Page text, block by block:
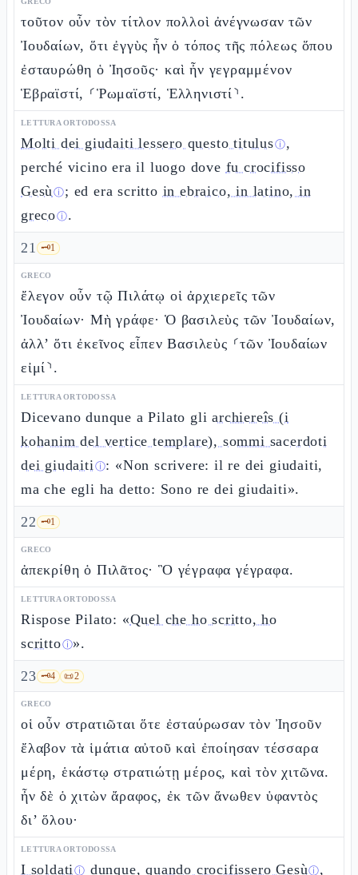
τοῦτον οὖν τὸν τίτλον πολλοὶ ἀνέγνωσαν τῶν
Ἰουδαίων, ὅτι ἐγγὺς ἦν ὁ τόπος τῆς πόλεως ὅπου
ἐσταυρώθη ὁ Ἰησοῦς· καὶ ἦν γεγραμμένον
Ἑβραϊστί, ⸂Ῥωμαϊστί, Ἑλληνιστί⸃.
LETTURA ORTODOSSA
Molti dei giudaiti lessero questo titulusⓘ,
perché vicino era il luogo dove fu crocifisso
Gesùⓘ; ed era scritto in ebraico, in latino, in
grecoⓘ.
21 🗝️1
GRECO
ἔλεγον οὖν τῷ Πιλάτῳ οἱ ἀρχιερεῖς τῶν
Ἰουδαίων· Μὴ γράφε· Ὁ βασιλεὺς τῶν Ἰουδαίων,
ἀλλ’ ὅτι ἐκεῖνος εἶπεν Βασιλεὺς ⸂τῶν Ἰουδαίων
εἰμί⸃.
LETTURA ORTODOSSA
Dicevano dunque a Pilato gliarchiereîs (i
kohanim del vertice templare), sommi sacerdoti
dei giudaitiⓘ: «Non scrivere: il re dei giudaiti,
ma che egli ha detto: Sono re dei giudaiti».
22 🗝️1
GRECO
ἀπεκρίθη ὁ Πιλᾶτος· Ὃ γέγραφα γέγραφα.
LETTURA ORTODOSSA
Rispose Pilato: «Quel che ho scritto, ho
scrittoⓘ».
23 🗝️4 📜2
GRECO
οἱ οὖν στρατιῶται ὅτε ἐσταύρωσαν τὸν Ἰησοῦν
ἔλαβον τὰ ἱμάτια αὐτοῦ καὶ ἐποίησαν τέσσαρα
μέρη, ἑκάστῳ στρατιώτῃ μέρος, καὶ τὸν χιτῶνα.
ἦν δὲ ὁ χιτὼν ἄραφος, ἐκ τῶν ἄνωθεν ὑφαντὸς
δι’ ὅλου·
LETTURA ORTODOSSA
I soldatiⓘ dunque,quando crocifissero Gesùⓘ,